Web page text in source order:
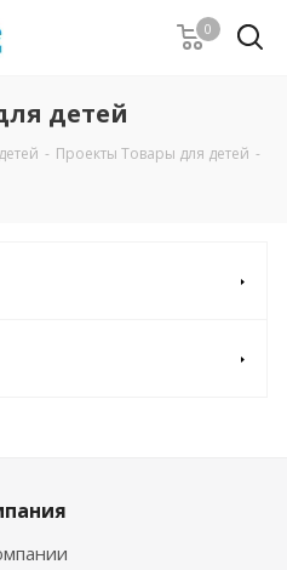
0
детей
- Проекты Товары для детей -